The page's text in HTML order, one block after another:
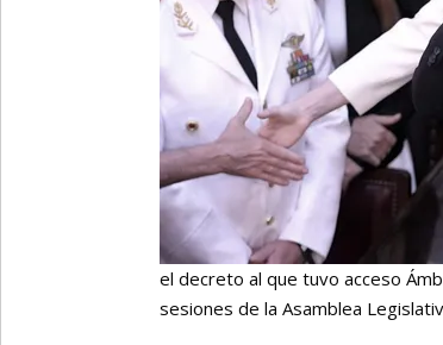
el decreto al que tuvo acceso
sesiones de la Asamblea